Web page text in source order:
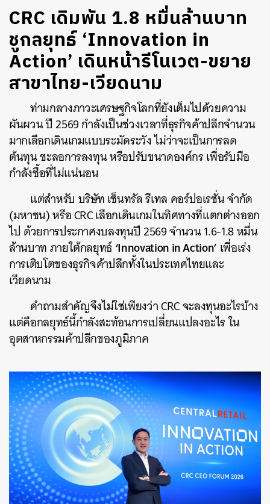
CRC เดิมพัน 1.8 หมื่นล้านบาท
ชูกลยุทธ์ ‘Innovation in
Action’ เดินหน้ารีโนเวต-ขยาย
สาขาไทย-เวียดนาม
ท่ามกลางภาวะเศรษฐกิจโลกที่ยังเต็มไปด้วยความ
ผันผวน ปี 2569 กำลังเป็นช่วงเวลาที่ธุรกิจค้าปลีกจำนวน
มากเลือกเดินเกมแบบระมัดระวัง ไม่ว่าจะเป็นการลด
ต้นทุน ชะลอการลงทุน หรือปรับขนาดองค์กร เพื่อรับมือ
กำลังซื้อที่ไม่แน่นอน
แต่สำหรับ บริษัท เซ็นทรัล รีเทล คอร์ปอเรชั่น จำกัด
(มหาชน) หรือ CRC เลือกเดินเกมในทิศทางที่แตกต่างออก
ไป ด้วยการประกาศงบลงทุนปี 2569 จำนวน 1.6-1.8 หมื่น
ล้านบาท ภายใต้กลยุทธ์‘Innovation in Action’ เพื่อเร่ง
การเติบโตของธุรกิจค้าปลีกทั้งในประเทศไทยและ
เวียดนาม
คำถามสำคัญจึงไม่ใช่เพียงว่า CRC จะลงทุนอะไรบ้าง
แต่คือกลยุทธ์นี้กำลังสะท้อนการเปลี่ยนแปลงอะไร ใน
อุตสาหกรรมค้าปลีกของภูมิภาค